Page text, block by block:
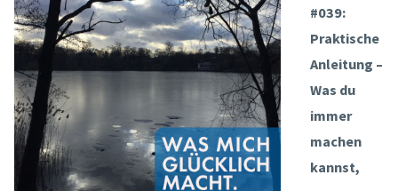
#039:
Praktische
Anleitung –
Was du
immer
machen
kannst,